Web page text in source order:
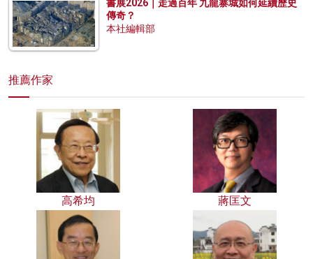
書展2026｜走過百年 九龍寨城如何延續歷史
傳奇？
本社編輯部
推薦作家
高希均 蔣匡文